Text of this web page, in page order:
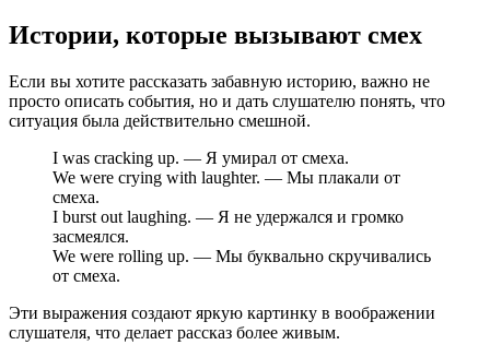
Истории, которые вызывают смех
Если вы хотите рассказать забавную историю, важно не
просто описать события, но и дать слушателю понять, что
ситуация была действительно смешной.
I was cracking up. — Я умирал от смеха.
We were crying with laughter. — Мы плакали от
смеха.
I burst out laughing. — Я не удержался и громко
засмеялся.
We were rolling up. — Мы буквально скручивались
от смеха.
Эти выражения создают яркую картинку в воображении
слушателя, что делает рассказ более живым.